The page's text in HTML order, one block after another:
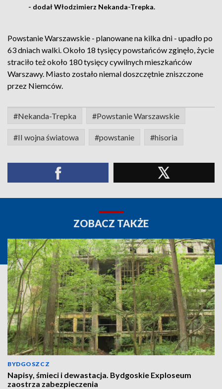
- dodał Włodzimierz Nekanda-Trepka.
Powstanie Warszawskie - planowane na kilka dni - upadło po
63 dniach walki. Około 18 tysięcy powstańców zginęło, życie
straciło też około 180 tysięcy cywilnych mieszkańców
Warszawy. Miasto zostało niemal doszczętnie zniszczone
przez Niemców.
#Nekanda-Trepka #Powstanie Warszawskie
#II wojna światowa #powstanie #hisoria
ZOBACZ TAKŻE
BYDGOSZCZ
Napisy, śmieci i dewastacja. Bydgoskie Exploseum
zaostrza zabezpieczenia